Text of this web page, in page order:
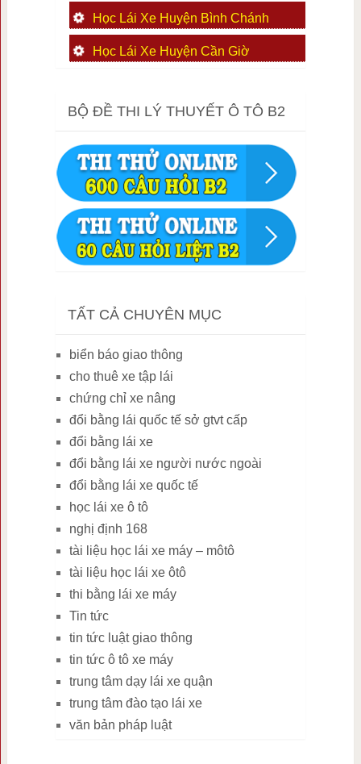
Học Lái Xe Huyện Bình Chánh
Học Lái Xe Huyện Cần Giờ
BỘ ĐỀ THI LÝ THUYẾT Ô TÔ B2
TẤT CẢ CHUYÊN MỤC
biển báo giao thông
cho thuê xe tập lái
chứng chỉ xe nâng
đổi bằng lái quốc tế sở gtvt cấp
đổi bằng lái xe
đổi bằng lái xe người nước ngoài
đổi bằng lái xe quốc tế
học lái xe ô tô
nghị định 168
tài liệu học lái xe máy – môtô
tài liệu học lái xe ôtô
thi bằng lái xe máy
Tin tức
tin tức luật giao thông
tin tức ô tô xe máy
trung tâm dạy lái xe quận
trung tâm đào tạo lái xe
văn bản pháp luật